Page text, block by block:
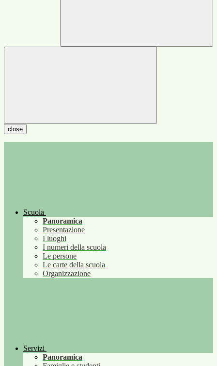
close
Scuola
Panoramica
Presentazione
I luoghi
I numeri della scuola
Le persone
Le carte della scuola
Organizzazione
Servizi
Panoramica